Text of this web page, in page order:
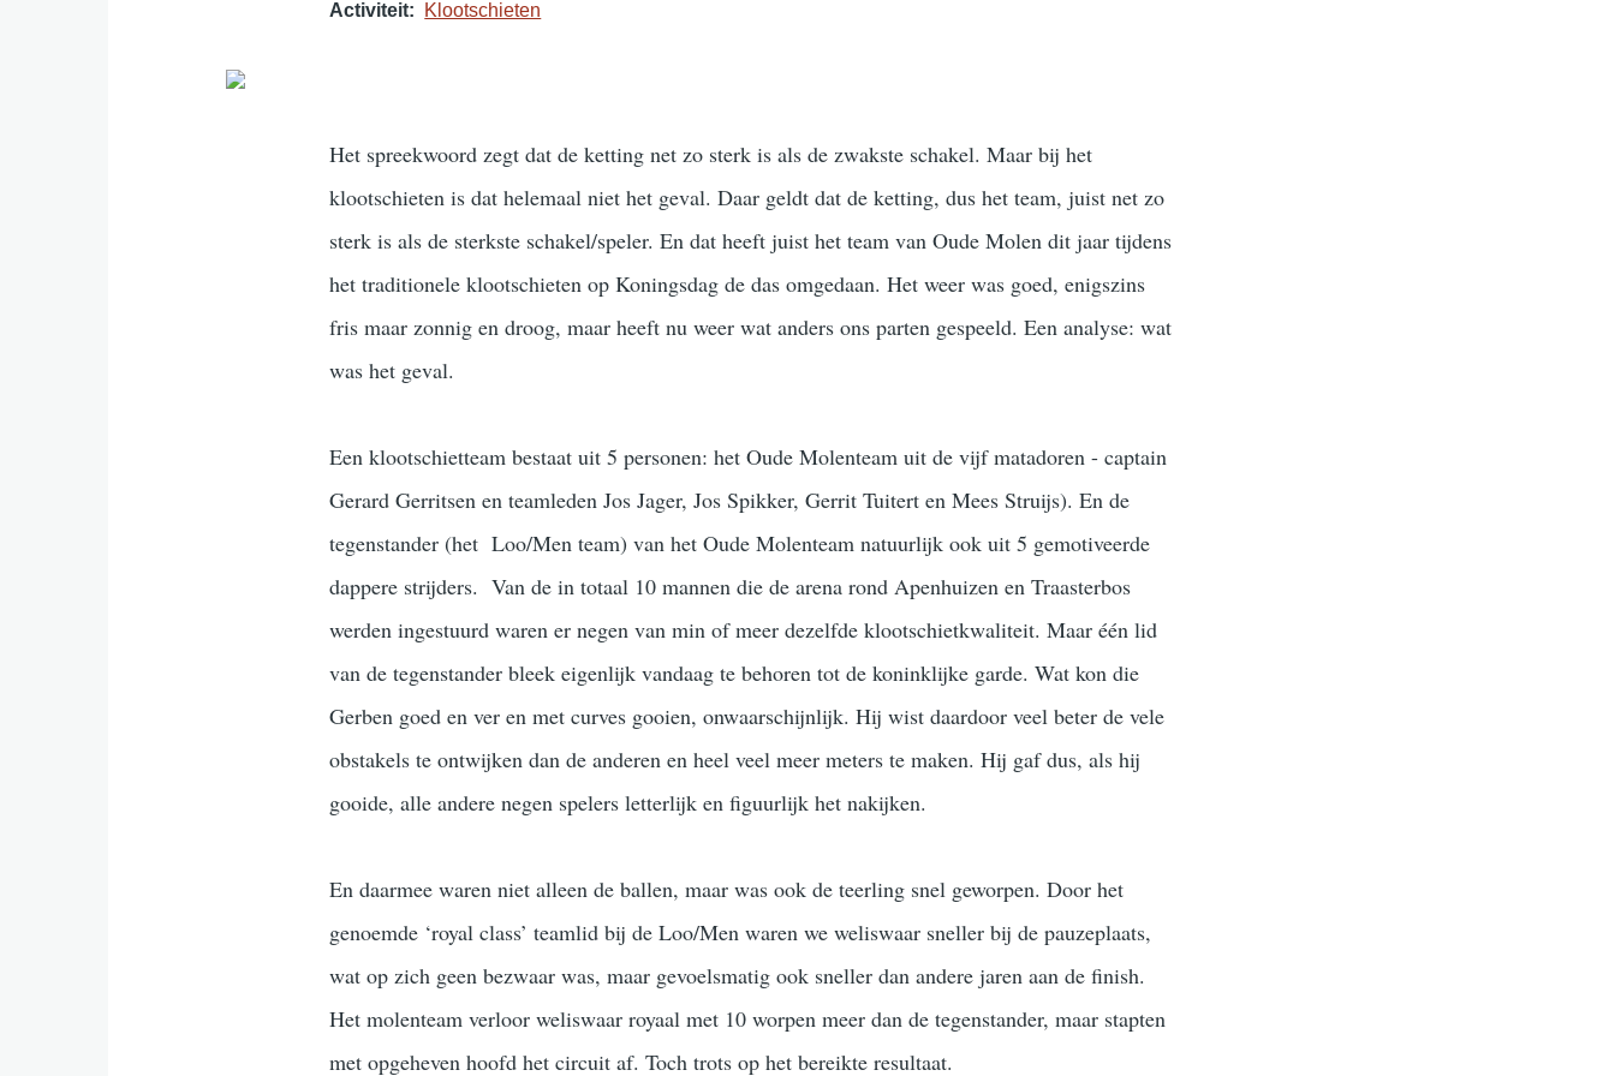
Activiteit Klootschieten
Het spreekwoord zegt dat de ketting net zo sterk is als de zwakste schakel. Maar bij het
klootschieten is dat helemaal niet het geval. Daar geldt dat de ketting, dus het team, juist net zo
sterk is als de sterkste schakel/speler. En dat heeft juist het team van Oude Molen dit jaar tijdens
het traditionele klootschieten op Koningsdag de das omgedaan. Het weer was goed, enigszins
fris maar zonnig en droog, maar heeft nu weer wat anders ons parten gespeeld. Een analyse: wat
was het geval.
Een klootschietteam bestaat uit 5 personen: het Oude Molenteam uit de vijf matadoren - captain
Gerard Gerritsen en teamleden Jos Jager, Jos Spikker, Gerrit Tuitert en Mees Struijs). En de
tegenstander (het Loo/Men team) van het Oude Molenteam natuurlijk ook uit 5 gemotiveerde
dappere strijders. Van de in totaal 10 mannen die de arena rond Apenhuizen en Traasterbos
werden ingestuurd waren er negen van min of meer dezelfde klootschietkwaliteit. Maar één lid
van de tegenstander bleek eigenlijk vandaag te behoren tot de koninklijke garde. Wat kon die
Gerben goed en ver en met curves gooien, onwaarschijnlijk. Hij wist daardoor veel beter de vele
obstakels te ontwijken dan de anderen en heel veel meer meters te maken. Hij gaf dus, als hij
gooide, alle andere negen spelers letterlijk en figuurlijk het nakijken.
En daarmee waren niet alleen de ballen, maar was ook de teerling snel geworpen. Door het
genoemde ‘royal class’ teamlid bij de Loo/Men waren we weliswaar sneller bij de pauzeplaats,
wat op zich geen bezwaar was, maar gevoelsmatig ook sneller dan andere jaren aan de finish.
Het molenteam verloor weliswaar royaal met 10 worpen meer dan de tegenstander, maar stapten
met opgeheven hoofd het circuit af. Toch trots op het bereikte resultaat.